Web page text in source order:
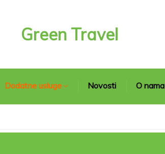
Green Travel
Dodatne usluge Novosti O nama